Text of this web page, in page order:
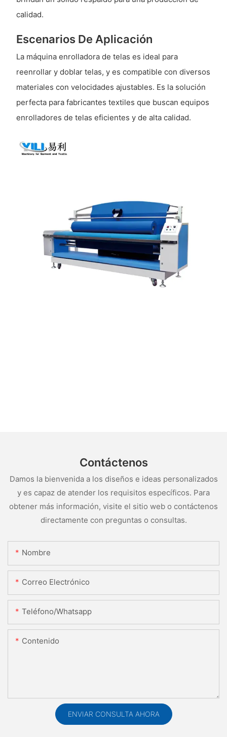
calidad.
Escenarios De Aplicación
La máquina enrolladora de telas es ideal para
reenrollar y doblar telas, y es compatible con diversos
materiales con velocidades ajustables. Es la solución
perfecta para fabricantes textiles que buscan equipos
enrolladores de telas eficientes y de alta calidad.
Contáctenos
Damos la bienvenida a los diseños e ideas personalizados
y es capaz de atender los requisitos específicos. Para
obtener más información, visite el sitio web o contáctenos
directamente con preguntas o consultas.
Nombre
Correo Electrónico
Teléfono/whatsapp
Contenido
ENVIAR CONSULTA AHORA